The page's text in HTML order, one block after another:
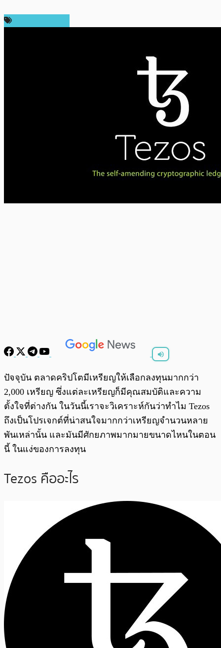
0:00
ปัจจุบัน ตลาดคริปโตมีเหรียญให้เลือกลงทุนมากกว่า
2,000 เหรียญ ซึ่งแต่ละเหรียญก็มีคุณสมบัติและความ
ตั้งใจที่ต่างกัน ในวันนี้เราจะวิเคราะห์กันว่าทำไม Tezos
ถึงเป็นโปรเจกต์ที่น่าสนใจมากกว่าเหรียญจำนวนหลาย
พันเหล่านั้น และมันมีศักยภาพมากมายขนาดไหนในตอน
นี้ ในแง่ของการลงทุน
Tezos คืออะไร